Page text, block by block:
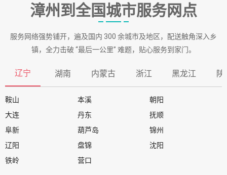
漳州到全国城市服务网点
服务网络强势铺开，遍及国内 300 余城市及地区，配送触角深入乡
镇，全力击破 “最后一公里” 难题，贴心服务到家门。
辽宁 湖南 内蒙古 浙江 黑龙江 陕
鞍山 本溪
朝阳
大连
丹东
抚顺
阜新
葫芦岛
锦州
辽阳
盘锦
沈阳
铁岭
营口